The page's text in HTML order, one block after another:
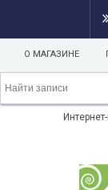
О МАГАЗИНЕ